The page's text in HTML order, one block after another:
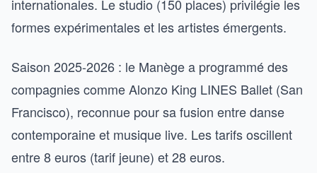
internationales. Le studio (150 places) privilégie les
formes expérimentales et les artistes émergents.
Saison 2025-2026 : le Manège a programmé des
compagnies comme Alonzo King LINES Ballet (San
Francisco), reconnue pour sa fusion entre danse
contemporaine et musique live. Les tarifs oscillent
entre 8 euros (tarif jeune) et 28 euros.